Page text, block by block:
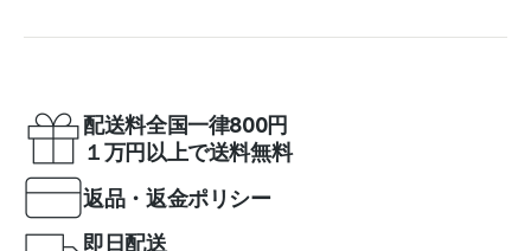
配送料全国一律800円
１万円以上で送料無料
返品・返金ポリシー
即日配送